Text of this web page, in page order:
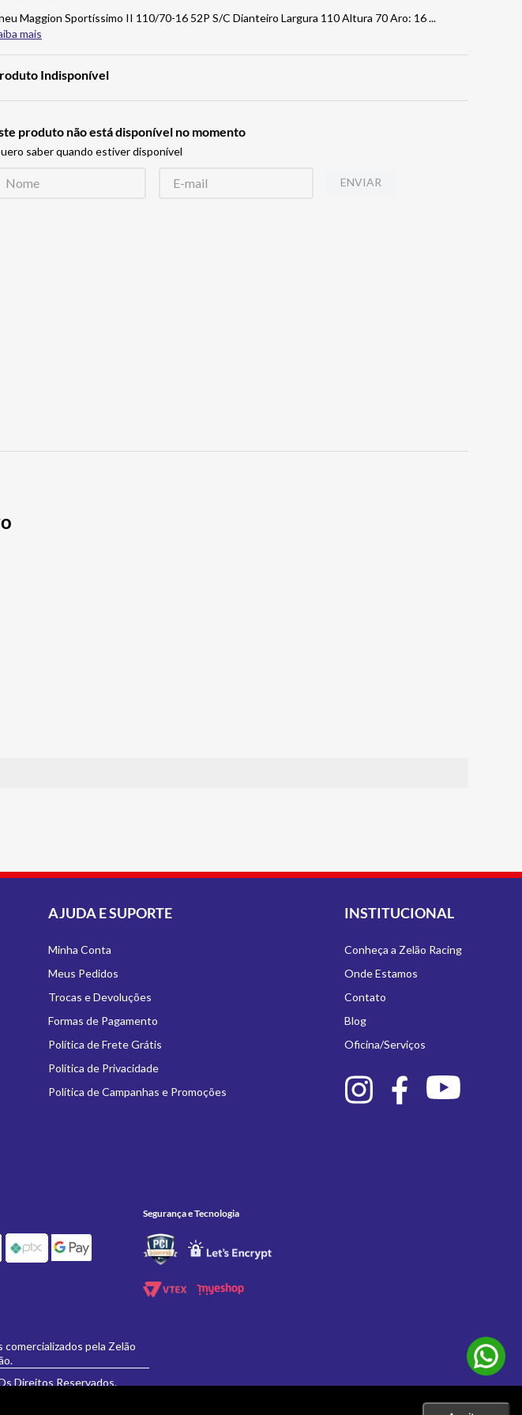
Maggion Sportíssimo II 110/70-16 52P S/C Dianteiro Largura 110 Altura 70 Aro: 16...
mais
Indisponível
produto não está disponível no momento
saber quando estiver disponível
ENVIAR
AJUDA E SUPORTE
Minha Conta
Meus Pedidos
Trocas e Devoluções
Formas de Pagamento
Política de Frete Grátis
Política de Privacidade
Política de Campanhas e Promoções
INSTITUCIONAL
Conheça a Zelão Racing
Onde Estamos
Contato
Blog
Oficina/Serviços
Segurança e Tecnologia
pela Zelão
Direitos Reservados.